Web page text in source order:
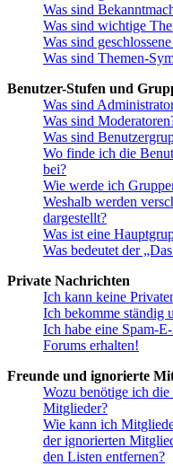
Was sind
Was sind wichtige
Was sind
Was sind Themen-
Benutzer-Stufen und
Was sind
Was sind
Was sind
Wo finde ich die
bei?
Wie werde ich
Weshalb werden
dargestellt?
Was ist eine
Was bedeutet der
Private Nachrichten
Ich kann keine
Ich bekomme ständig
Ich habe eine Spam-
Forums erhalten!
Freunde und ignorierte
Wozu benötige ich
Mitglieder?
Wie kann ich
der ignorierten
den Listen entfernen?